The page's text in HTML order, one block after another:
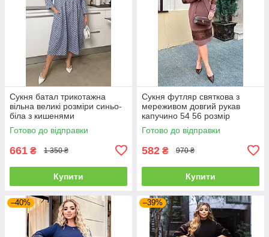
Сукня батал трикотажна
вільна великі розміри синьо-
біла з кишенями
Готово до відправки
661 ₴ 1 350 ₴
Купити
Сукня футляр святкова з
мереживом довгий рукав
капучино 54 56 розмір
Готово до відправки
582 ₴ 970 ₴
Купити
–40% –39%